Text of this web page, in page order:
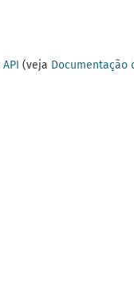
API (veja Documentação